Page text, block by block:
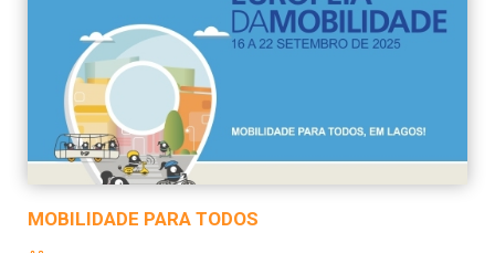
MOBILIDADE PARA TODOS